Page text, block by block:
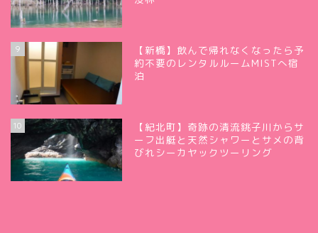
9
【新橋】飲んで帰れなくなったら予
約不要のレンタルルームMISTへ宿
泊
10
【紀北町】奇跡の清流銚子川からサ
ーフ出艇と天然シャワーとサメの背
びれシーカヤックツーリング